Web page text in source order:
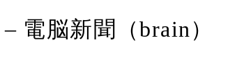
電脳新聞（brain）